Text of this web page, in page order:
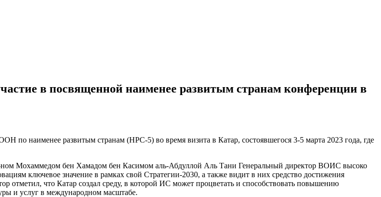
в посвященной наименее развитым странам конференции в
по наименее развитым странам (НРС-5) во время визита в Катар, состоявшегося 3-5 марта 2023 года, где
Мохаммедом бен Хамадом бен Касимом аль-Абдуллой Аль Тани Генеральный директор ВОИС высоко
ключевое значение в рамках свой Стратегии-2030, а также видит в них средство достижения
отметил, что Катар создал среду, в которой ИС может процветать и способствовать повышению
и услуг в международном масштабе.